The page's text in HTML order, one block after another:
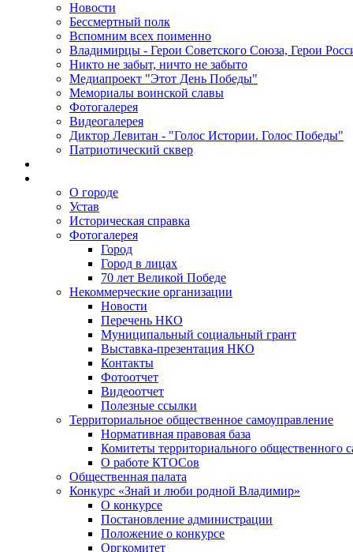
Новости
Бессмертный полк
Вспомним всех поименно
Владимирцы - Герои Советского Союза, Герои
Никто не забыт, ничто не забыто
Медиапроект "Этот День Победы"
Мемориалы воинской славы
Фотогалерея
Видеогалерея
Диктор Левитан - "Голос Истории. Голос Победы"
Патриотический сквер
О городе
Устав
Историческая справка
Фотогалерея
Город
Город в лицах
70 лет Великой Победе
Некоммерческие организации
Новости
Перечень НКО
Муниципальный социальный грант
Выставка-презентация НКО
Контакты
Фотоотчет
Видеоотчет
Полезные ссылки
Территориальное общественное самоуправление
Нормативная правовая база
Комитеты территориального общественного
О работе КТОСов
Общественная палата
Конкурс «Знай и люби родной Владимир»
О конкурсе
Постановление администрации
Положение о конкурсе
Оргкомитет